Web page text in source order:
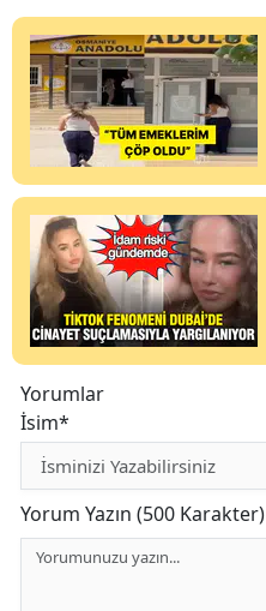
Yorumlar
İsim*
Yorum Yazın (500 Karakter)